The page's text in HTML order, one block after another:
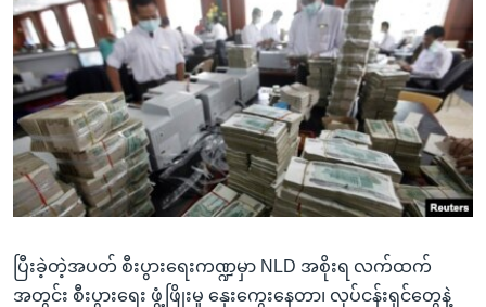
ရန်
ပင်မ
အ
ညွန်း
စာမျက်နှာ
သို့
ကျော်
ရန်
ရှာဖွေ
မကြေးမုံရဲ့ အင်္ဂလိပ်စာ
ရုပ်ရှင်ထဲက အင်္ဂလိပ်စာ
သုတပဒေသာ အင်္ဂလိပ်စာ
ရေဒီယို
တီဗွီ
ရေဒီယိုနှင့်ရုပ်သံ အချက်အလက်များ
ရေဒီယို/တီဗွီအစီအစဉ်
Learning English
ဗွီအိုအေ လူမှုကွန်ယက်များ
ဘာသာစကားများ
ပြီးခဲ့တဲ့အပတ် စီးပွားရေးကဏ္ဍမှာ NLD အစိုးရ လက်ထက်
အတွင်း စီးပွားရေး ဖွံ့ဖြိုးမှု နှေးကွေးနေတာ၊ လုပ်ငန်းရှင်တွေနဲ့